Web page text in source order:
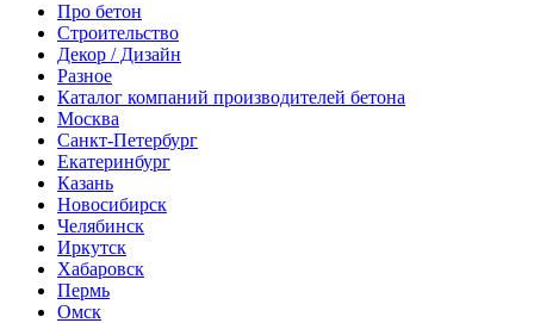
Про бетон
Строительство
Декор / Дизайн
Разное
Каталог компаний производителей бетона
Москва
Санкт-Петербург
Екатеринбург
Казань
Новосибирск
Челябинск
Иркутск
Хабаровск
Пермь
Омск